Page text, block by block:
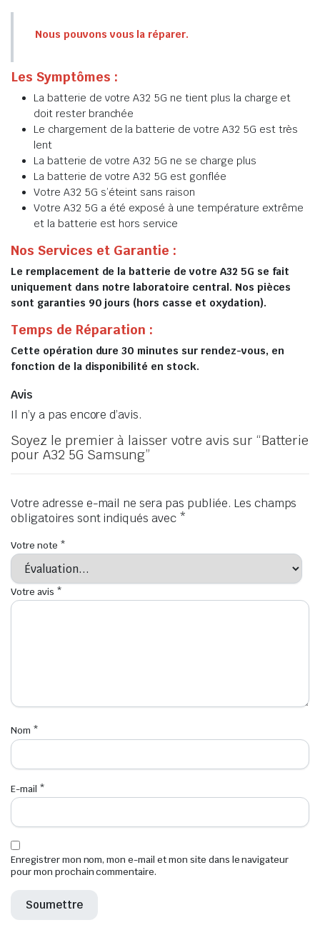
Nous pouvons vous la réparer.
Les Symptômes :
La batterie de votre A32 5G ne tient plus la charge et
doit rester branchée
Le chargement de la batterie de votre A32 5G est très
lent
La batterie de votre A32 5G ne se charge plus
La batterie de votre A32 5G est gonflée
Votre A32 5G s’éteint sans raison
Votre A32 5G a été exposé à une température extrême
et la batterie est hors service
Nos Services et Garantie :
Le remplacement de la batterie de votre A32 5G se fait
uniquement dans notre laboratoire central. Nos pièces
sont garanties 90 jours (hors casse et oxydation).
Temps de Réparation :
Cette opération dure 30 minutes sur rendez-vous, en
fonction de la disponibilité en stock.
Avis
Il n’y a pas encore d’avis.
Soyez le premier à laisser votre avis sur “Batterie
pour A32 5G Samsung”
Votre adresse e-mail ne sera pas publiée. Les champs
obligatoires sont indiqués avec *
Votre note *
Votre avis *
Nom *
E-mail *
Enregistrer mon nom, mon e-mail et mon site dans le navigateur
pour mon prochain commentaire.